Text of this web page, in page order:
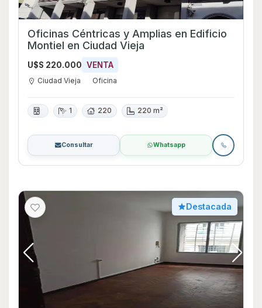
Oficinas Céntricas y Amplias en Edificio
Montiel en Ciudad Vieja
U$S 220.000 VENTA
Ciudad Vieja Oficina
1 220 220 m²
Consultar Whatsapp
Destacada